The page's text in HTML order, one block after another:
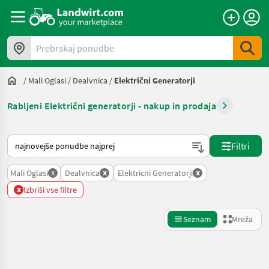
Prebrskaj ponudbe
/ Mali Oglasi / Dealvnica / Električni Generatorji
Rabljeni Električni generatorji - nakup in prodaja
Tako je razvrščeno na Landwirt.com
Filtri
Mali Oglasi x Dealvnica x Elektricni Generatorji x
x Izbriši vse filtre
Seznam Mreža